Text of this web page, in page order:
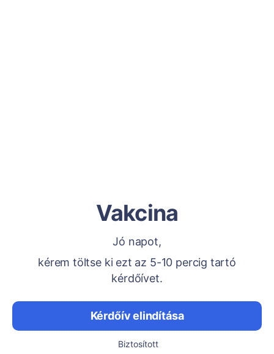
Vakcina
Jó napot,
kérem töltse ki ezt az 5-10 percig tartó
kérdőívet.
Kérdőív elindítása
Biztosított